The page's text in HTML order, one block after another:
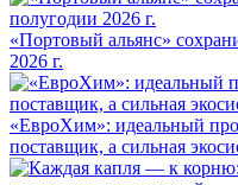
«Портовый альянс»
2026 г.
«ЕвроХим»: идеальный
поставщик, а сильная